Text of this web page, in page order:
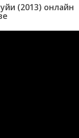
(2013) онлайн